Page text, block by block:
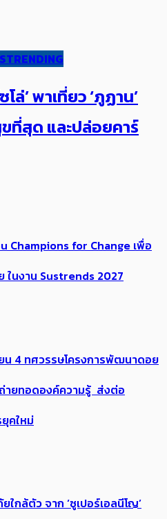
TRENDING
ล่’ ​​พาเที่ยว ‘ภูฏาน’
ที่สุด​​ และปล่อยคาร์​
Champions for Change เพื่อ
ในงาน Sustrends 2027
น 4 ทศวรรษโครงการพัฒนาดอย
ายทอดองค์ความรู้ ส่งต่อ
คใหม่
ใกล้ตัว จาก ‘ซูเปอร์เอลนีโญ’